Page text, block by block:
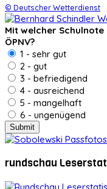
© Deutscher Wetterdienst
Mit welcher
ÖPNV?
1 - sehr gut
2 - gut
3 - befriedigend
4 - ausreichend
5 - mangelhaft
6 - ungenügend
rundschau